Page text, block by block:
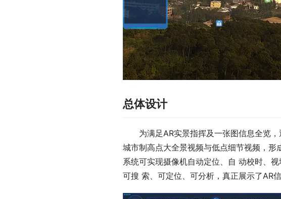
总体设计
为满足AR实景指挥及一张图信息全览
城市制高点大全景视频与低点细节视频，形
系统可实现摄像机自动定位、自 动校时、
可搜 索、可定位、可分析，真正展示了AR信